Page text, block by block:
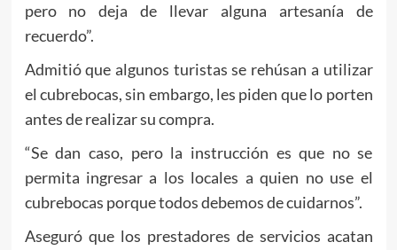
pero no deja de llevar alguna artesanía de
recuerdo”.
Admitió que algunos turistas se rehúsan a utilizar
el cubrebocas, sin embargo, les piden que lo porten
antes de realizar su compra.
“Se dan caso, pero la instrucción es que no se
permita ingresar a los locales a quien no use el
cubrebocas porque todos debemos de cuidarnos”.
Aseguró que los prestadores de servicios acatan